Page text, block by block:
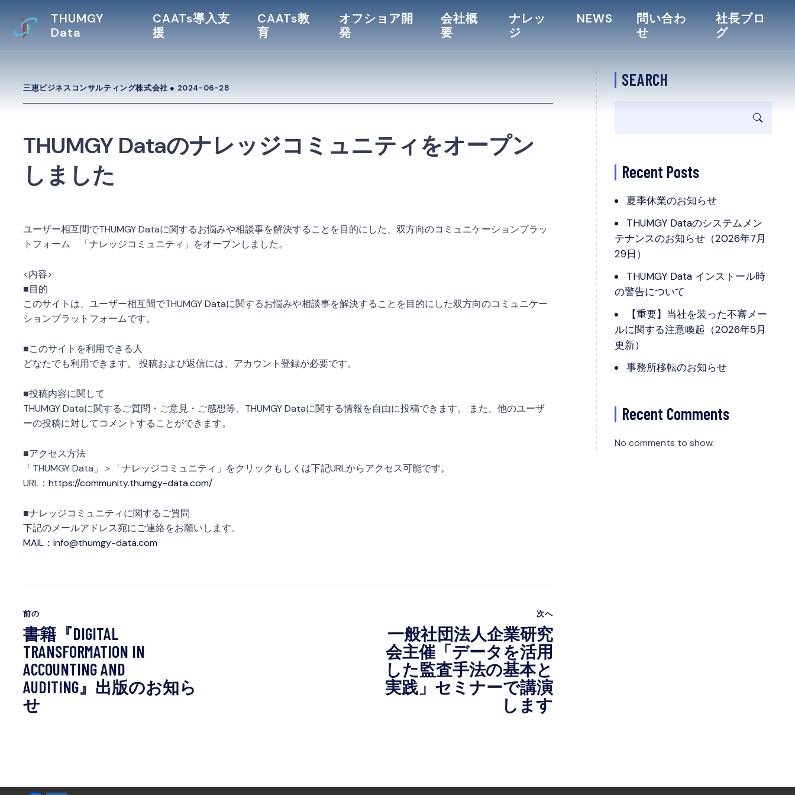
THUMGY
Data
CAATs導入支
援
CAATs教
育
オフショア開
発
会社概
要
ナレッ
ジ
NEWS
問い合わ
せ
社長ブロ
グ
三恵ビジネスコンサルティング株式会社 ● 2024-06-28
THUMGY Dataのナレッジコミュニティをオープン
しました
ユーザー相互間でTHUMGY Dataに関するお悩みや相談事を解決することを目的にした、双方向のコミュニケーションプラッ
トフォーム 「ナレッジコミュニティ」をオープンしました。
<内容>
■目的
このサイトは、ユーザー相互間でTHUMGY Dataに関するお悩みや相談事を解決することを目的にした双方向のコミュニケー
ションプラットフォームです。
■このサイトを利用できる人
どなたでも利用できます。 投稿および返信には、アカウント登録が必要です。
■投稿内容に関して
THUMGY Dataに関するご質問・ご意見・ご感想等、THUMGY Dataに関する情報を自由に投稿できます。 また、他のユーザ
ーの投稿に対してコメントすることができます。
■アクセス方法
「THUMGY Data」＞「ナレッジコミュニティ」をクリックもしくは下記URLからアクセス可能です。
URL： https://community.thumgy-data.com/
■ナレッジコミュニティに関するご質問
下記のメールアドレス宛にご連絡をお願いします。
MAIL： info@thumgy-data.com
前の
書籍『DIGITAL
TRANSFORMATION IN
ACCOUNTING AND
AUDITING』出版のお知ら
せ
次へ
一般社団法人企業研究
会主催「データを活用
した監査手法の基本と
実践」セミナーで講演
します
SEARCH
Recent Posts
夏季休業のお知らせ
THUMGY Dataのシステムメン
テナンスのお知らせ（2026年7月
29日）
THUMGY Data インストール時
の警告について
【重要】当社を装った不審メー
ルに関する注意喚起（2026年5月
更新）
事務所移転のお知らせ
Recent Comments
No comments to show.